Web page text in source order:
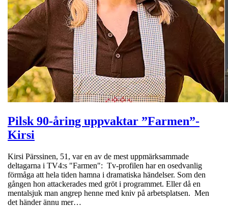
Pilsk 90-åring uppvaktar ”Farmen”-
Kirsi
Kirsi Pärssinen, 51, var en av de mest uppmärksammade
deltagarna i TV4:s "Farmen": Tv-profilen har en osedvanlig
förmåga att hela tiden hamna i dramatiska händelser. Som den
gången hon attackerades med gröt i programmet. Eller då en
mentalsjuk man angrep henne med kniv på arbetsplatsen. Men
det händer ännu mer…